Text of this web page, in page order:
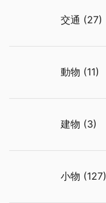
交通 (27)
動物 (11)
建物 (3)
小物 (127)